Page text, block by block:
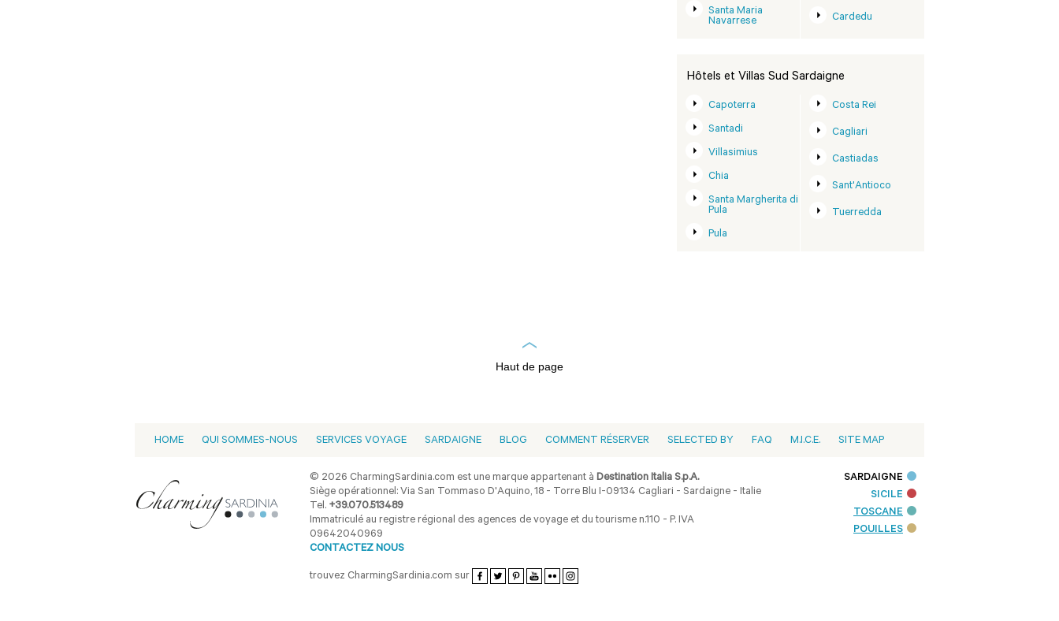
Santa Maria
Navarrese
Cardedu
Hôtels et Villas Sud Sardaigne
Capoterra
Santadi
Villasimius
Chia
Santa Margherita di
Pula
Pula
Costa Rei
Cagliari
Castiadas
Sant'Antioco
Tuerredda
Haut de page
HOME QUI SOMMES-NOUS SERVICES VOYAGE SARDAIGNE BLOG COMMENT RÉSERVER SELECTED BY FAQ M.I.C.E. SITE MAP
© 2026 CharmingSardinia.com est une marque appartenant àDestination Italia S.p.A.
Siège opérationnel: Via San Tommaso D'Aquino, 18 - Torre Blu I-09134 Cagliari - Sardaigne - Italie
Tel. +39.070.513489
Immatriculé au registre régional des agences de voyage et du tourisme n.110 - P. IVA
09642040969
CONTACTEZ NOUS
trouvez CharmingSardinia.com sur
SARDAIGNE
SICILE
TOSCANE
POUILLES